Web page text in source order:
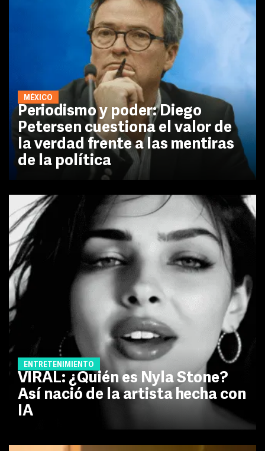
MÉXICO
Periodismo y poder: Diego
Petersen cuestiona el valor de
la verdad frente a las mentiras
de la política
ENTRETENIMIENTO
VIRAL: ¿Quién es Nyla Stone?
Así nació de la artista hecha con
IA